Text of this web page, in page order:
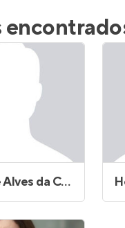
Graciane Alves da Costa